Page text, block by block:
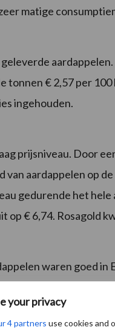
your privacy
4 partners use cookies and
matige
tonnen € 2,57 per 100
ingehouden.
prijsniveau. Door
van aardappelen op de
gedurende het hele
€ 6,74. Rosagold
waren goed in
€ 30,46 per 100 kg